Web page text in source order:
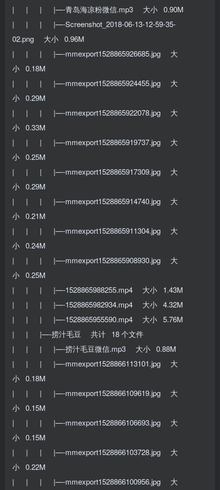
| | | |—-青岛海凉粉微信.mp3 大小 0.90M
| | | |—-Screenshot_2018-06-13-12-59-35-
02.png 大小 0.96M
| | | |—-mmexport1528865926685.jpg 大
小 0.18M
| | | |—-mmexport1528865924455.jpg 大
小 0.29M
| | | |—-mmexport1528865922078.jpg 大
小 0.33M
| | | |—-mmexport1528865919737.jpg 大
小 0.25M
| | | |—-mmexport1528865917309.jpg 大
小 0.29M
| | | |—-mmexport1528865914740.jpg 大
小 0.21M
| | | |—-mmexport1528865911304.jpg 大
小 0.24M
| | | |—-mmexport1528865908930.jpg 大
小 0.25M
| | | |—-1528865988255.mp4 大小 1.43M
| | | |—-1528865982934.mp4 大小 4.32M
| | | |—-1528865955590.mp4 大小 5.76M
| | |—-捞汁毛豆 共计 18 个文件
| | | |—-捞汁毛豆微信.mp3 大小 0.88M
| | | |—-mmexport1528866113101.jpg 大
小 0.18M
| | | |—-mmexport1528866109619.jpg 大
小 0.15M
| | | |—-mmexport1528866106693.jpg 大
小 0.15M
| | | |—-mmexport1528866103728.jpg 大
小 0.22M
| | | |—-mmexport1528866100956.jpg 大